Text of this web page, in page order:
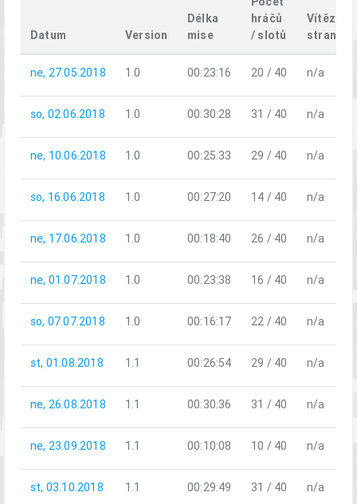
Datum Version
Délka
mise
hráčů
/ slotů
Vítězná
strana
ne, 27.05.2018 1.0 00:23:16 20 / 40 n/a
so, 02.06.2018 1.0 00:30:28 31 / 40 n/a
ne, 10.06.2018 1.0 00:25:33 29 / 40 n/a
so, 16.06.2018 1.0 00:27:20 14 / 40 n/a
ne, 17.06.2018 1.0 00:18:40 26 / 40 n/a
ne, 01.07.2018 1.0 00:23:38 16 / 40 n/a
so, 07.07.2018 1.0 00:16:17 22 / 40 n/a
st, 01.08.2018 1.1 00:26:54 29 / 40 n/a
ne, 26.08.2018 1.1 00:30:36 31 / 40 n/a
ne, 23.09.2018 1.1 00:10:08 10 / 40 n/a
st, 03.10.2018 1.1 00:29:49 31 / 40 n/a